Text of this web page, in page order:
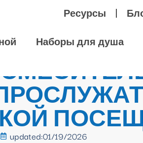
Ресурсы
Наборы для душа
updated:01/19/2026